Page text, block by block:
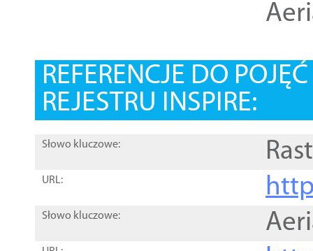
REFERENCJE DO
REJESTRU INSPIRE:
Słowo kluczowe:
URL:
Słowo kluczowe: